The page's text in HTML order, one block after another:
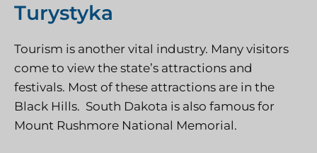
Turystyka
Tourism is another vital industry. Many visitors
come to view the state’s attractions and
festivals. Most of these attractions are in the
Black Hills. South Dakota is also famous for
Mount Rushmore National Memorial.